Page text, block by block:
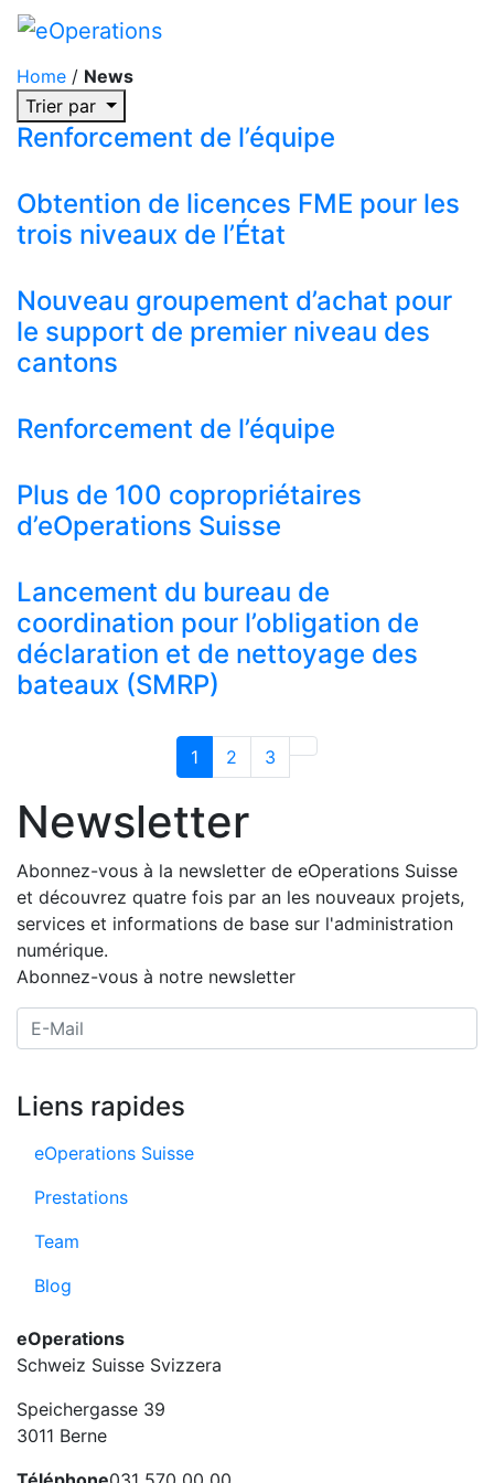
Home / News
Trier par
Renforcement de l’équipe
Obtention de licences FME pour les
trois niveaux de l’État
Nouveau groupement d’achat pour
le support de premier niveau des
cantons
Renforcement de l’équipe
Plus de 100 copropriétaires
d’eOperations Suisse
Lancement du bureau de
coordination pour l’obligation de
déclaration et de nettoyage des
bateaux (SMRP)
1 2 3
Newsletter
Abonnez-vous à la newsletter de eOperations Suisse
et découvrez quatre fois par an les nouveaux projets,
services et informations de base sur l'administration
numérique.
Abonnez-vous à notre newsletter
E-Mail Adresse
eOperations
Schweiz Suisse Svizzera
Speichergasse 39
3011 Berne
Liens rapides
eOperations Suisse
Prestations
Team
Blog